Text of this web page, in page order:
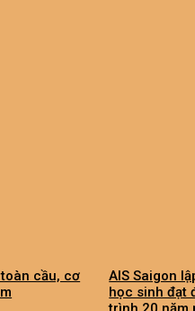
cầu, cơ
AIS Saigon
học sinh đạt